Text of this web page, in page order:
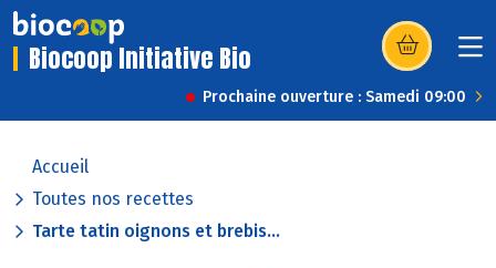
Biocoop Initiative Bio (s’ouvre dans
Prochaine ouverture : Samedi 09:00
Accueil
Toutes nos recettes
Tarte tatin oignons et brebis...